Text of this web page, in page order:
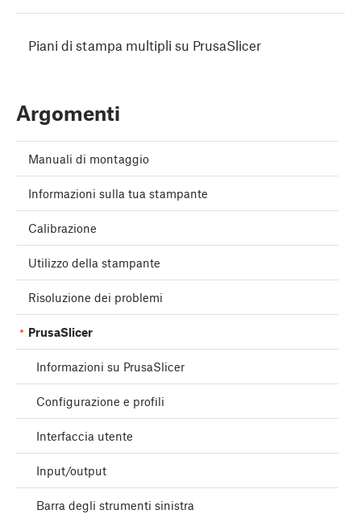
Piani di stampa multipli su PrusaSlicer
Argomenti
Manuali di montaggio
Informazioni sulla tua stampante
Calibrazione
Utilizzo della stampante
Risoluzione dei problemi
PrusaSlicer
Informazioni su PrusaSlicer
Configurazione e profili
Interfaccia utente
Input/output
Barra degli strumenti sinistra